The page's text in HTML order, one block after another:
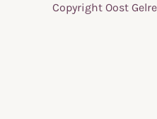
Copyright Oost